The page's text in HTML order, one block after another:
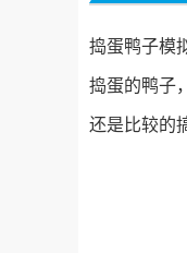
捣蛋鸭子模
捣蛋的鸭子
还是比较的